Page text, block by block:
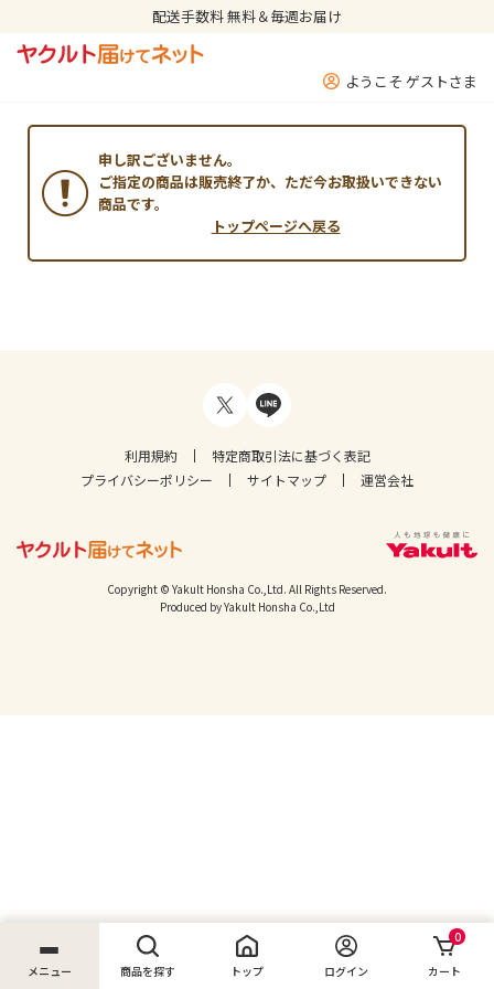
配送手数料 無料＆毎週お届け
ようこそ ゲストさま
メニュー 商品を探す トップ ログイン
0
カート
申し訳ございません。
ご指定の商品は販売終了か、ただ今お取扱いできない
商品です。
トップページへ戻る
利用規約
特定商取引法に基づく表記
プライバシーポリシー
サイトマップ 運営会社
Copyright © Yakult Honsha Co.,Ltd. All Rights Reserved.
Produced by Yakult Honsha Co.,Ltd